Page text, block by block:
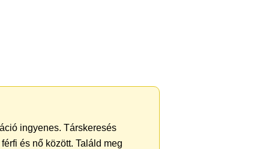
ingyenes. Társkeresés
és nő között. Találd meg